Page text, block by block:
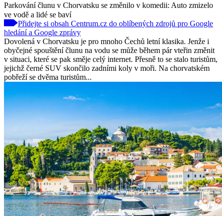
Parkování člunu v Chorvatsku se změnilo v komedii: Auto zmizelo
ve vodě a lidé se baví
Přidejte si obsah Centrum.cz do oblíbených zdrojů pro Google
hledání a Google zprávy
Dovolená v Chorvatsku je pro mnoho Čechů letní klasika. Jenže i
obyčejné spouštění člunu na vodu se může během pár vteřin změnit
v situaci, které se pak směje celý internet. Přesně to se stalo turistům,
jejichž černé SUV skončilo zadními koly v moři. Na chorvatském
pobřeží se dvěma turistům...